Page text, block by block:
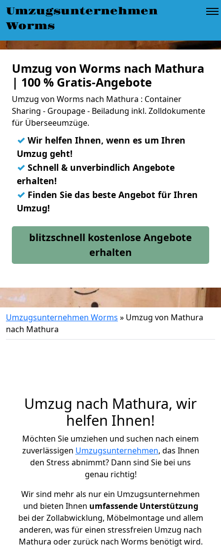
Umzugsunternehmen
Worms
Umzug von Worms nach Mathura
| 100 % Gratis-Angebote
Umzug von Worms nach Mathura : Container
Sharing - Groupage - Beiladung inkl. Zolldokumente
für Überseeumzüge.
✓ Wir helfen Ihnen, wenn es um Ihren
Umzug geht!
✓ Schnell & unverbindlich Angebote
erhalten!
✓ Finden Sie das beste Angebot für Ihren
Umzug!
blitzschnell kostenlose Angebote
erhalten
Umzugsunternehmen Worms » Umzug von Mathura
nach Mathura
Umzug nach Mathura, wir
helfen Ihnen!
Möchten Sie umziehen und suchen nach einem
zuverlässigen Umzugsunternehmen, das Ihnen
den Stress abnimmt? Dann sind Sie bei uns
genau richtig!
Wir sind mehr als nur ein Umzugsunternehmen
und bieten Ihnen umfassende Unterstützung
bei der Zollabwicklung, Möbelmontage und allem
anderen, was für einen stressfreien Umzug nach
Mathura oder zurück nach Worms benötigt wird.